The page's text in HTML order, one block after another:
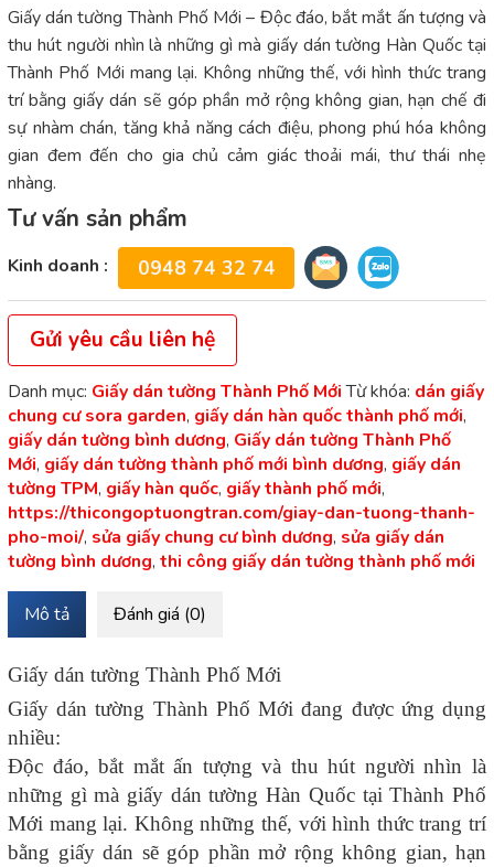
Giấy dán tường Thành Phố Mới – Độc đáo, bắt mắt ấn tượng và
thu hút người nhìn là những gì mà giấy dán tường Hàn Quốc tại
Thành Phố Mới mang lại. Không những thế, với hình thức trang
trí bằng giấy dán sẽ góp phần mở rộng không gian, hạn chế đi
sự nhàm chán, tăng khả năng cách điệu, phong phú hóa không
gian đem đến cho gia chủ cảm giác thoải mái, thư thái nhẹ
nhàng.
Tư vấn sản phẩm
Kinh doanh : 0948 74 32 74
Gửi yêu cầu liên hệ
Danh mục: Giấy dán tường Thành Phố Mới Từ khóa: dán giấy
chung cư sora garden, giấy dán hàn quốc thành phố mới,
giấy dán tường bình dương, Giấy dán tường Thành Phố
Mới, giấy dán tường thành phố mới bình dương, giấy dán
tường TPM, giấy hàn quốc, giấy thành phố mới,
https://thicongoptuongtran.com/giay-dan-tuong-thanh-
pho-moi/, sửa giấy chung cư bình dương, sửa giấy dán
tường bình dương, thi công giấy dán tường thành phố mới
Mô tả Đánh giá (0)
Giấy dán tường Thành Phố Mới
Giấy dán tường Thành Phố Mới đang được ứng dụng
nhiều:
Độc đáo, bắt mắt ấn tượng và thu hút người nhìn là
những gì mà giấy dán tường Hàn Quốc tại Thành Phố
Mới mang lại. Không những thế, với hình thức trang trí
bằng giấy dán sẽ góp phần mở rộng không gian, hạn